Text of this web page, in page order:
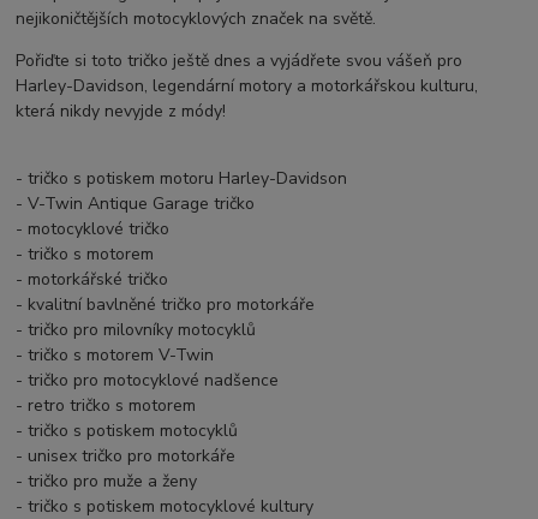
nejikoničtějších motocyklových značek na světě.
Pořiďte si toto tričko ještě dnes a vyjádřete svou vášeň pro
Harley-Davidson, legendární motory a motorkářskou kulturu,
která nikdy nevyjde z módy!
- tričko s potiskem motoru Harley-Davidson
- V-Twin Antique Garage tričko
- motocyklové tričko
- tričko s motorem
- motorkářské tričko
- kvalitní bavlněné tričko pro motorkáře
- tričko pro milovníky motocyklů
- tričko s motorem V-Twin
- tričko pro motocyklové nadšence
- retro tričko s motorem
- tričko s potiskem motocyklů
- unisex tričko pro motorkáře
- tričko pro muže a ženy
- tričko s potiskem motocyklové kultury